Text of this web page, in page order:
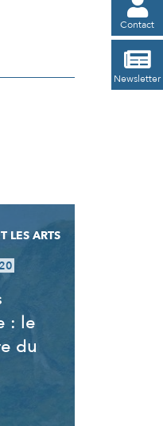

Contact

Newsletter
LES ARTS
: le
du